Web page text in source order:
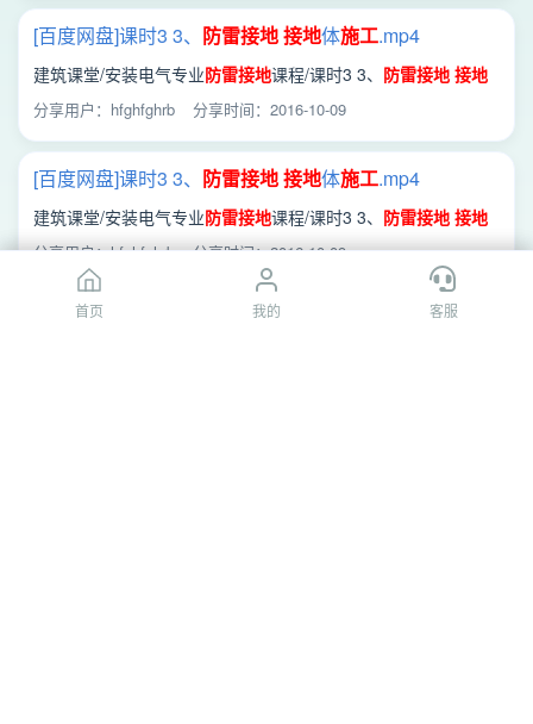
[百度网盘]课时3 3、 防雷接地接地体施工.mp4
建筑课堂/安装电气专业防雷接地课程/课时3 3、 防雷接地 接地
体 施工 .mp4
分享用户：hfghfghrb 分享时间：2016-10-09
[百度网盘]课时3 3、 防雷接地接地体施工.mp4
建筑课堂/安装电气专业防雷接地课程/课时3 3、 防雷接地 接地
体施工.mp4
分享用户：hfghfghrb 分享时间：2016-10-09
[百度网盘] 图预算.jm
首页 我的 客服
首页 我的 客服